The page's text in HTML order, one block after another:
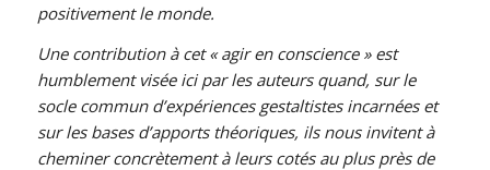
positivement le monde.
Une contribution à cet « agir en conscience » est
humblement visée ici par les auteurs quand, sur le
socle commun d’expériences gestaltistes incarnées et
sur les bases d’apports théoriques, ils nous invitent à
cheminer concrètement à leurs cotés au plus près de